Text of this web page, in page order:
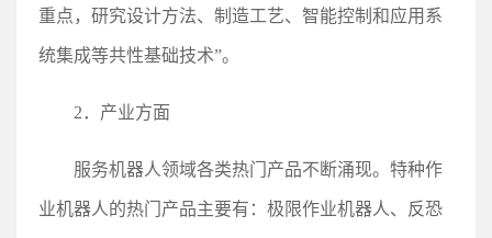
重点，研究设计方法、制造工艺、智能控制和应用系
统集成等共性基础技术”。
2．产业方面
服务机器人领域各类热门产品不断涌现。特种作
业机器人的热门产品主要有：极限作业机器人、反恐